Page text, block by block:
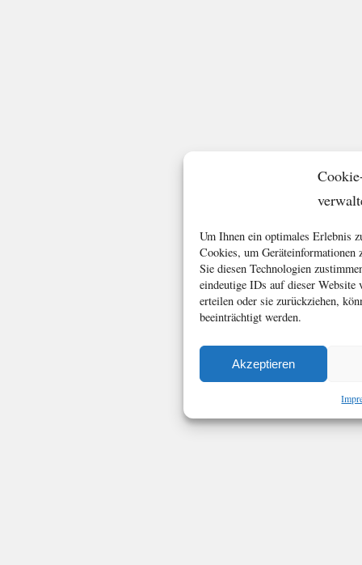
Um Ihnen ein optimales Erlebnis
Cookies, um Geräteinformationen
Sie diesen Technologien
eindeutige IDs auf dieser
erteilen oder sie zurückziehen,
beeinträchtigt werden.
Akzeptieren